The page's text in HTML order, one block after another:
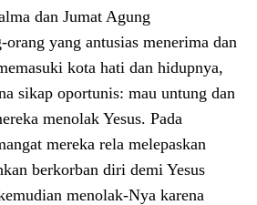
dan Jumat Agung
yang antusias menerima dan
kota hati dan hidupnya,
sikap oportunis: mau untung dan
menolak Yesus. Pada
mereka rela melepaskan
berkorban diri demi Yesus
menolak-Nya karena